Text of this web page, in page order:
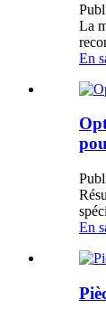
La
En
En